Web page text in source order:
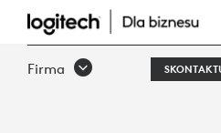
UCHWYT
DO
Firma